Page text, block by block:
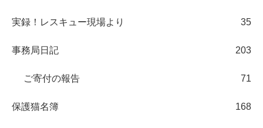
実録！レスキュー現場より 35
事務局日記 203
ご寄付の報告 71
保護猫名簿 168